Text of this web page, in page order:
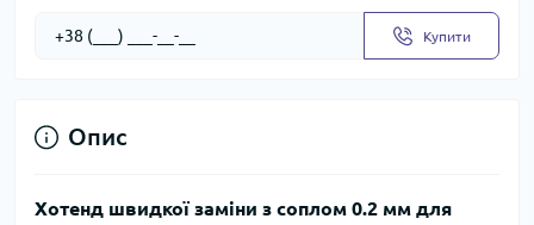
Купити
Опис
Хотенд швидкої заміни з соплом 0.2 мм для